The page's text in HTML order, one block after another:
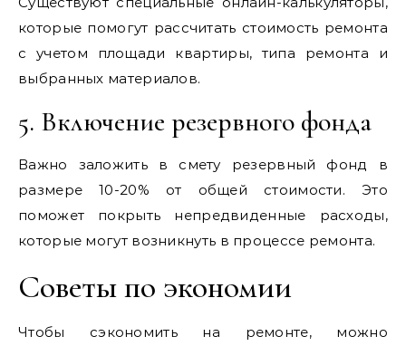
которые помогут рассчитать стоимость ремонта
с учетом площади квартиры‚ типа ремонта и
выбранных материалов.
5. Включение резервного фонда
Важно заложить в смету резервный фонд в
размере 10-20% от общей стоимости. Это
поможет покрыть непредвиденные расходы‚
которые могут возникнуть в процессе ремонта.
Советы по экономии
Чтобы сэкономить на ремонте‚ можно